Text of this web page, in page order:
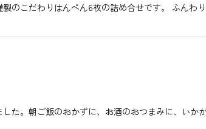
のこだわりはんぺん6枚の詰め合せです。 ふん
た。朝ご飯のおかずに、お酒のおつまみに、い